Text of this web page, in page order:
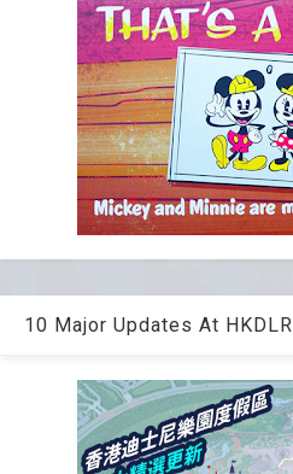
10 Major Updates At HKDLR